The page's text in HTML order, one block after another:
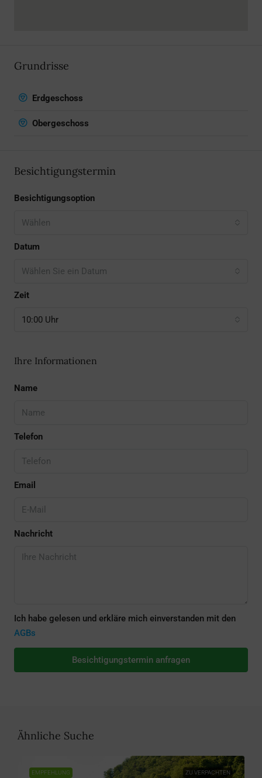
Grundrisse
Erdgeschoss
Obergeschoss
Besichtigungstermin
Besichtigungsoption
Wählen
Datum
Wählen Sie ein Datum
Zeit
10:00 Uhr
Ihre Informationen
Name
Telefon
Email
Nachricht
Ich habe gelesen und erkläre mich einverstanden mit den
AGBs
Besichtigungstermin anfragen
Ähnliche Suche
EMPFEHLUNG ZU VERPACHTEN